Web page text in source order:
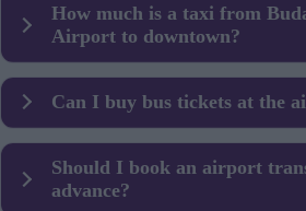
Ferenc Square and is the most affordable
public transport option.
How much is a taxi from
Airport to downtown?
Official taxis, such as Főtaxi, usually
HUF 8,000–10,000 (EUR 21–25) to the
Can I buy bus tickets at the
Yes. Tickets for the airport bus can be
ticket machines, kiosks or via the
transport app (BudapestGO).
Should I book an airport
advance?